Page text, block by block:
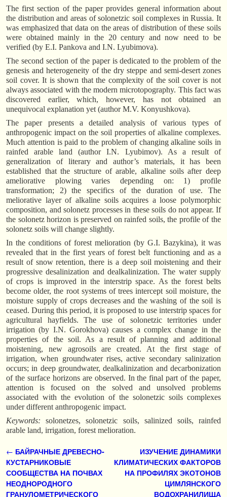
The first section of the paper provides general information about
the distribution and areas of solonetzic soil complexes in Russia. It
was emphasized that data on the areas of distribution of these soils
were obtained mainly in the 20 century and now need to be
verified (by E.I. Pankova and I.N. Lyubimova).
The second section of the paper is dedicated to the problem of the
genesis and heterogeneity of the dry steppe and semi-desert zones
soil cover. It is shown that the complexity of the soil cover is not
always associated with the modern microtopography. This fact was
discovered earlier, which, however, has not obtained an
unequivocal explanation yet (author M.V. Konyushkova).
The paper presents a detailed analysis of various types of
anthropogenic impact on the soil properties of alkaline complexes.
Much attention is paid to the problem of changing alkaline soils in
rainfed arable land (author I.N. Lyubimov). As a result of
generalization of literary and author’s materials, it has been
established that the structure of arable, alkaline soils after deep
ameliorative plowing varies depending on: 1) profile
transformation; 2) the specifics of the duration of use. The
meliorative layer of alkaline soils acquires a loose polymorphic
composition, and solonetz processes in these soils do not appear. If
the solonetz horizon is preserved on rainfed soils, the profile of the
solonetz soils will change slightly.
In the conditions of forest melioration (by G.I. Bazykina), it was
revealed that in the first years of forest belt functioning and as a
result of snow retention, there is a deep soil moistening and their
progressive desalinization and dealkalinization. The water supply
of crops is improved in the interstrip space. As the forest belts
become older, the root systems of trees intercept soil moisture, the
moisture supply of crops decreases and the washing of the soil is
ceased. During this period, it is proposed to use interstrip spaces for
agricultural hayfields. The use of solonetzic territories under
irrigation (by I.N. Gorokhova) causes a complex change in the
properties of the soil. As a result of planning and additional
moistening, new agrosoils are created. At the first stage of
irrigation, when groundwater rises, active secondary salinization
occurs; in deep groundwater, dealkalinization and decarbonization
of the surface horizons are observed. In the final part of the paper,
attention is focused on the solved and unsolved problems
associated with the evolution of the solonetzic soils complexes
under different anthropogenic impact.
Keywords:solonetzes, solonetzic soils, salinized soils, rainfed
arable land, irrigation, forest melioration.
Навигация по записям
← БАЙРАЧНЫЕ ДРЕВЕСНО-
КУСТАРНИКОВЫЕ
СООБЩЕСТВА НА ПОЧВАХ
НЕОДНОРОДНОГО
ГРАНУЛОМЕТРИЧЕСКОГО
ИЗУЧЕНИЕ ДИНАМИКИ
КЛИМАТИЧЕСКИХ ФАКТОРОВ
НА ПРОФИЛЯХ ЭКОТОНОВ
ЦИМЛЯНСКОГО
ВОДОХРАНИЛИЩА